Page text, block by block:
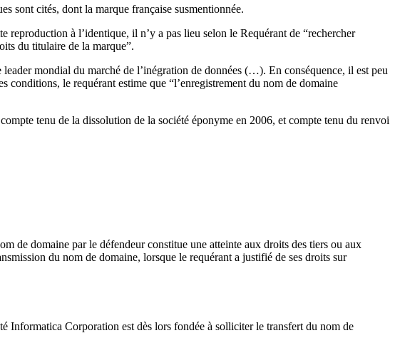
sont cités, dont la marque française susmentionnée.
à l’identique, il n’y a pas lieu selon le Requérant de “rechercher
du titulaire de la marque”.
mondial du marché de l’inégration de données (…). En conséquence, il est peu
le requérant estime que “l’enregistrement du nom de domaine
tenu de la dissolution de la société éponyme en 2006, et compte tenu du renvoi
de domaine par le défendeur constitue une atteinte aux droits des tiers ou aux
du nom de domaine, lorsque le requérant a justifié de ses droits sur
Corporation est dès lors fondée à solliciter le transfert du nom de